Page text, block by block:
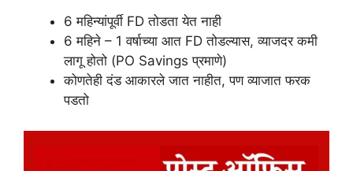
6 महिन्यांपूर्वी FD तोडता येत नाही
6 महिने – 1 वर्षाच्या आत FD तोडल्यास, व्याजदर कमी
लागू होतो (PO Savings प्रमाणे)
कोणतेही दंड आकारले जात नाहीत, पण व्याजात फरक
पडतो